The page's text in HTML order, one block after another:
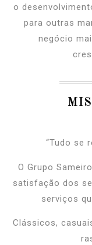
o
para outras
negócio
“Tudo se
O Grupo
satisfação dos
serviços
Clássicos,